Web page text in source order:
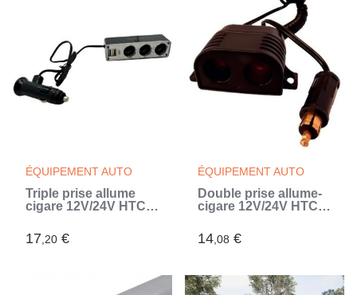
ÉQUIPEMENT AUTO
Triple prise allume
cigare 12V/24V HTC
USB-A 3.1A - 5A
(Gris)
17,20 €
ÉQUIPEMENT AUTO
Double prise allume-
cigare 12V/24V HTC
Connecteur DIN -
10A- Avec fusible et
14,08 €